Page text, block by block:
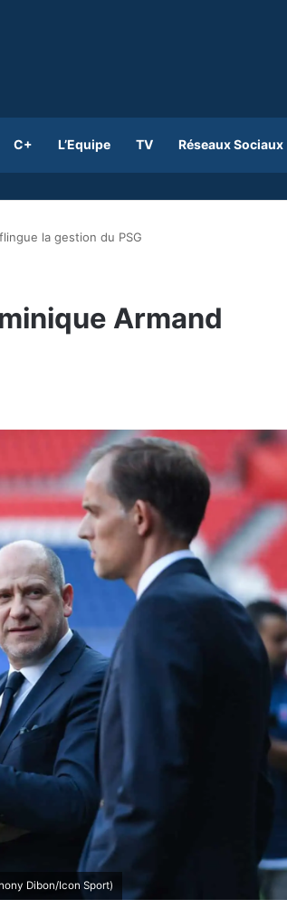
C+ L’Equipe TV Réseaux Sociaux
la gestion du PSG
Armand
Dibon/Icon Sport)